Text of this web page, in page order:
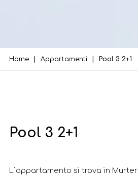
Home Appartamenti Pool 3 2+1
Pool 3 2+1
L`appartamento si trova in